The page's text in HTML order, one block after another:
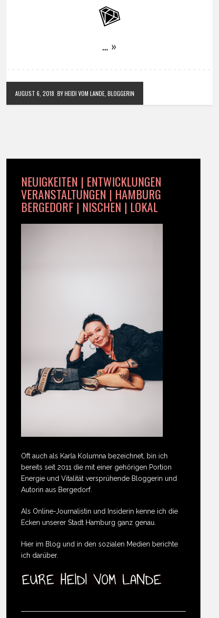
… »
AUGUST 6, 2018 BY HEIDI VOM LANDE, BLOGGERIN
NEUIGKEITEN | ENTWICKLUNGEN
VERANSTALTUNGEN | HAMBURG
BERGEDORF | NISCHEN | LOKAL
Oft auch als Karla Kolumna bezeichnet, bin ich
bereits seit 2011 die mit einer gehörigen Portion
Energie und Vitalität versprühende Bloggerin und
Autorin aus Bergedorf.
Als Online-Journalistin und Insiderin kenne ich die
Ecken unserer Stadt Hamburg ganz genau.
Hier im Blog und in den sozialen Medien berichte
ich darüber.